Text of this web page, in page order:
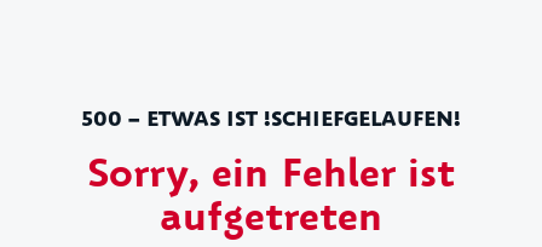
500 – ETWAS IST !SCHIEFGELAUFEN!
Sorry, ein Fehler ist
aufgetreten